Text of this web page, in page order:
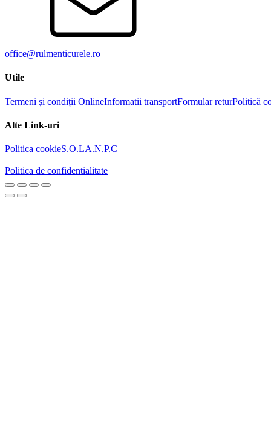
office@rulmenticurele.ro
Utile
Termeni și condiții OnlineInformatii transportFormular returPolitică
Alte Link-uri
Politica cookieS.O.LA.N.P.C
Politica de confidentialitate